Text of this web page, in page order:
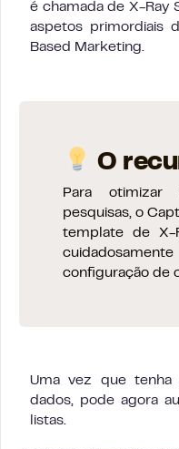
é chamada de X-Ray
aspetos primordiais
Based Marketing.
O
Para
pesquisas, o
template de X-
configuração de
Uma vez que tenha
dados, pode agora
listas.